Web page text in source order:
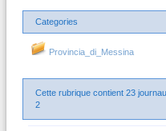
Categories
Provincia_di_Messina
Cette rubrique contient 23
2